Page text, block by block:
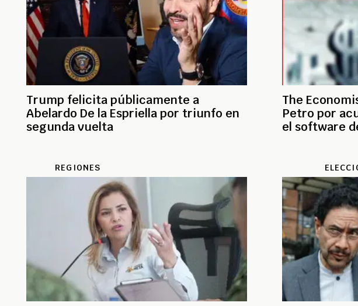
Trump felicita públicamente a
Abelardo De la Espriella por triunfo en
segunda vuelta
The
Petro por
el software
REGIONES